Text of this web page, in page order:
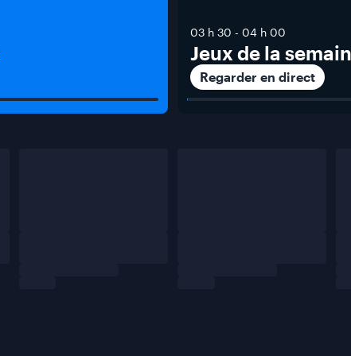
03 h 30 - 04 h 00
Jeux de la
Regarder en direct